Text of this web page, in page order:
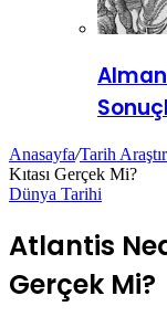
Anasayfa/Tarih
Kıtası Gerçek Mi?
Dünya Tarihi
Atlantis
Gerçek Mi?